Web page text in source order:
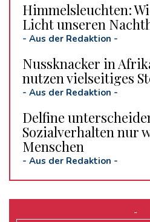
Himmelsleuchten:
Licht unseren
- Aus der Redaktion -
Nussknacker in
nutzen vielseitiges
- Aus der Redaktion -
Delfine
Sozialverhalten nur
Menschen
- Aus der Redaktion -
-